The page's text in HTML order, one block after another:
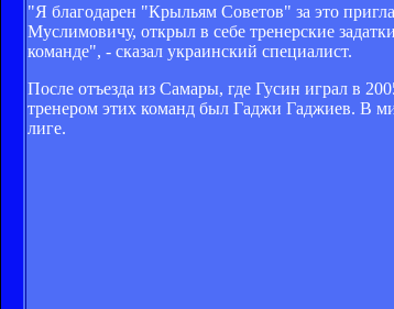
"Я благодарен "Крыльям Советов" за это
Муслимовичу, открыл в себе тренерские
команде", - сказал украинский специалист.
После отъезда из Самары, где Гусин играл в
тренером этих команд был Гаджи Гаджиев. В
лиге.